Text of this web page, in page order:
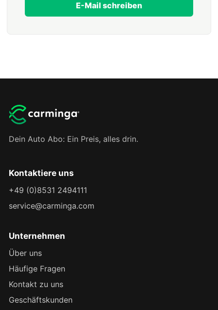
E-Mail schreiben
Dein Auto Abo: Ein Preis, alles drin.
Kontaktiere uns
+49 (0)8531 2494111
service@carminga.com
Unternehmen
Über uns
Häufige Fragen
Kontakt zu uns
Geschäftskunden